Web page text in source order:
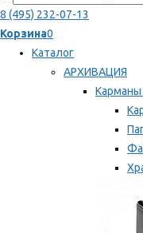
8 (495) 232-07-13
Корзина0
Каталог
АРХИВАЦИЯ
Карманы
Мы